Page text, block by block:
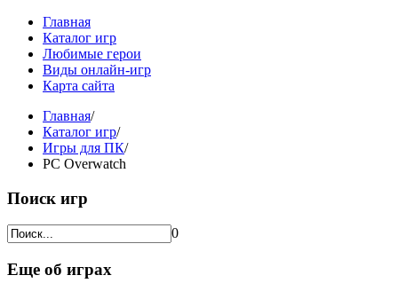
Главная
Каталог игр
Любимые герои
Виды онлайн-игр
Карта сайта
Главная/
Каталог игр/
Игры для ПК/
PC Overwatch
Поиск игр
0
Еще об играх